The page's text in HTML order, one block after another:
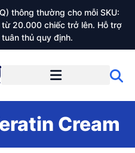
thông thường cho mỗi SKU:
20.000 chiếc trở lên. Hỗ trợ
thủ quy định.
Cream